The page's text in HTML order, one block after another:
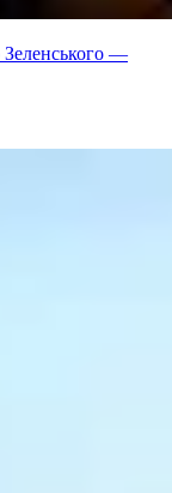
Зеленського —